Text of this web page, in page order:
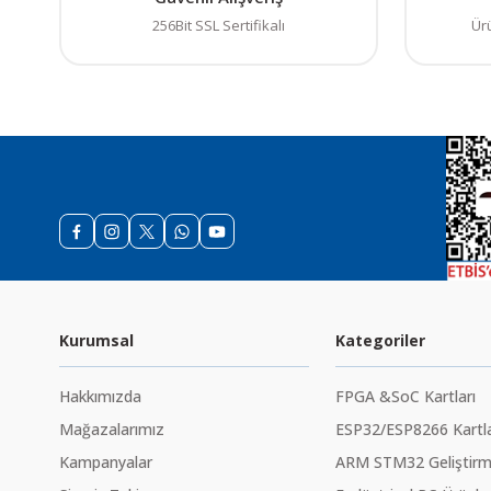
Ürün
256Bit SSL Sertifikalı
Kurumsal
Hakkımızda
Mağazalarımız
Kampanyalar
Kategoriler
FPGA &SoC Kartları
ESP32/ESP8266
ARM STM32